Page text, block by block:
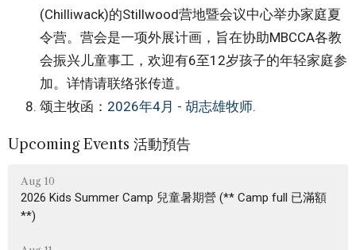
(Chilliwack)的Stillwood营地暨会议中心举办家庭夏
令营。营会是一项外展计画，旨在协助MBCCA各教
会振兴儿童事工，欢迎有6至12岁孩子的年轻家庭参
加。详情请联络张传道。
颂主牧函： 2026年4月 - 胡志雄牧师.
Upcoming Events 活動預告
Aug 10
2026 Kids Summer Camp 兒童暑期營 (** Camp full 已滿額
**)